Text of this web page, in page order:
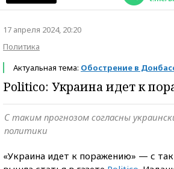
17 апреля 2024, 20:20
Политика
Актуальная тема: Обострение в
Politico: Украина идет к
С таким прогнозом согласны
политики
«Украина идет к поражению» — с